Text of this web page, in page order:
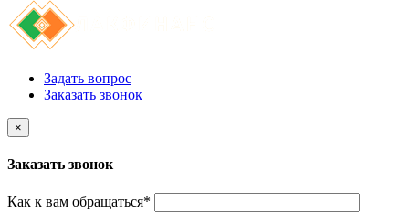
Задать вопрос
Заказать звонок
×
Заказать звонок
Как к вам обращаться*